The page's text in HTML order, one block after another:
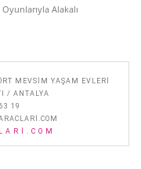
Alakalı
MEVSIM YAŞAM EVLERI
/ ANTALYA
19